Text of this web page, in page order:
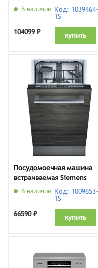
SMD8TCX04E
В наличии Код: 1039464-
1S
104099 ₽
купить
Посудомоечная машина
встраиваемая Siemens
SR61IX05KE
В наличии Код: 1009653-
1S
66590 ₽
купить